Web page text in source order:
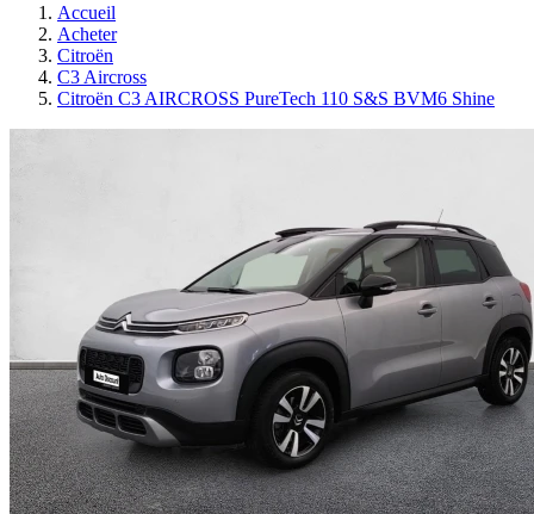
Accueil
Acheter
Citroën
C3 Aircross
Citroën C3 AIRCROSS PureTech 110 S&S BVM6 Shine